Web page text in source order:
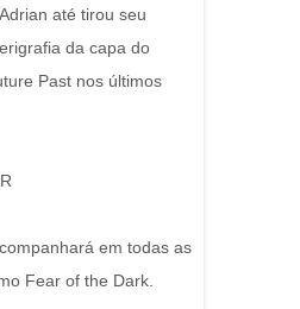
até tirou seu
da capa do
Past nos últimos
em todas as
Fear of the Dark.